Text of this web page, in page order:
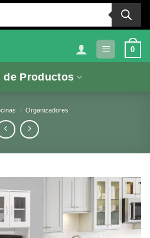
0
de Productos
/ Organizadores